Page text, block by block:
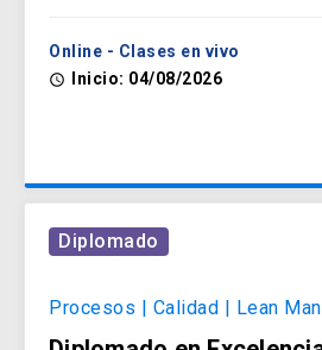
Online - Clases en vivo
access_time Inicio: 04/08/2026
Diplomado
Procesos | Calidad | Lean